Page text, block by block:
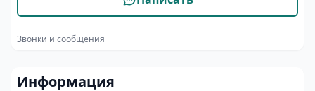
Звонки и сообщения
Информация